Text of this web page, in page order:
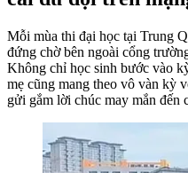
Mỗi mùa thi đại học tại Trung
đứng chờ bên ngoài cổng
Không chỉ học sinh bước vào
mẹ cũng mang theo vô vàn kỳ
gửi gắm lời chúc may mắn đến